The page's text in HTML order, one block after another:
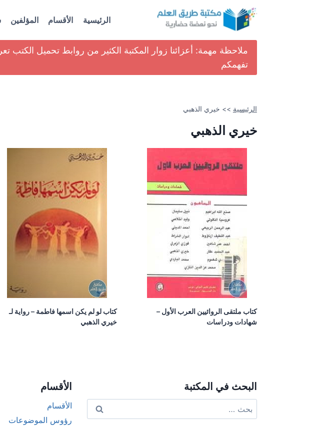
الرئيسية الأقسام المؤلفين
ملاحظة مهمة: أعزائنا زوار المكتبة الكثير من روابط تحميل
تفهمكم
الرئيسية >> خيري الذهبي
خيري الذهبي
كتاب ملتقى الروائيين العرب الأول –
شهادات ودراسات
كتاب لو لم يكن اسمها فاطمة – رواية لـ
خيري الذهبي
البحث في المكتبة
عن:
الأقسام
الأقسام
رؤوس الموضوعات